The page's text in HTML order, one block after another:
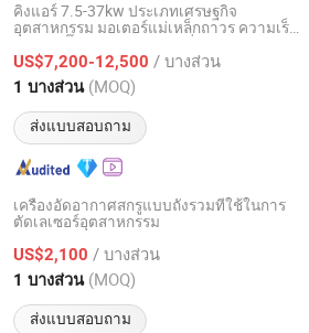
คิงแอร์ 7.5-37kw ประเภทเศรษฐกิจ
อุตสาหกรรม มอเตอร์แม่เหล็กถาวร ความเร็ว
US$7,200-12,500 / บางส่วน
1 บางส่วน (MOQ)
ส่งแบบสอบถาม
Co., Ltd
อัตราจาก 2023
เครื่องอัดอากาศสกรูแบบถังรวมที่ใช้ในการ
ตัดเลเซอร์อุตสาหกรรม
US$2,100 / บางส่วน
1 บางส่วน (MOQ)
ส่งแบบสอบถาม
Energy Co., Ltd.
อัตราจาก 2026